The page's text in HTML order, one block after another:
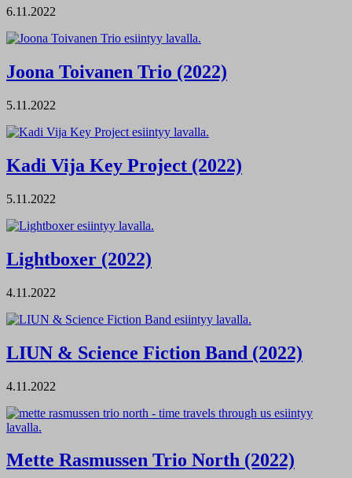
6.11.2022
Joona Toivanen Trio (2022)
5.11.2022
Kadi Vija Key Project (2022)
5.11.2022
Lightboxer (2022)
4.11.2022
LIUN & Science Fiction Band (2022)
4.11.2022
Mette Rasmussen Trio North (2022)